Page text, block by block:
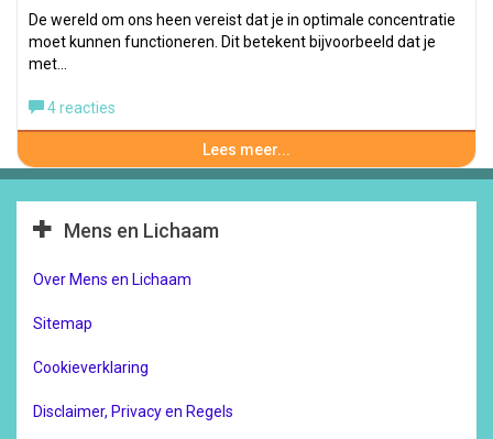
De wereld om ons heen vereist dat je in optimale concentratie
moet kunnen functioneren. Dit betekent bijvoorbeeld dat je
met…
4 reacties
Lees meer...
Mens en Lichaam
Over Mens en Lichaam
Sitemap
Cookieverklaring
Disclaimer, Privacy en Regels